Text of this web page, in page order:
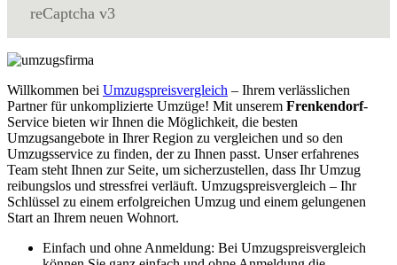
reCaptcha v3
Willkommen bei Umzugspreisvergleich – Ihrem verlässlichen
Partner für unkomplizierte Umzüge! Mit unserem Frenkendorf-
Service bieten wir Ihnen die Möglichkeit, die besten
Umzugsangebote in Ihrer Region zu vergleichen und so den
Umzugsservice zu finden, der zu Ihnen passt. Unser erfahrenes
Team steht Ihnen zur Seite, um sicherzustellen, dass Ihr Umzug
reibungslos und stressfrei verläuft. Umzugspreisvergleich – Ihr
Schlüssel zu einem erfolgreichen Umzug und einem gelungenen
Start an Ihrem neuen Wohnort.
Einfach und ohne Anmeldung: Bei Umzugspreisvergleich